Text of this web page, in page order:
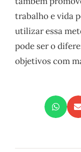
trabalho e vida
utilizar essa
pode ser o
objetivos com